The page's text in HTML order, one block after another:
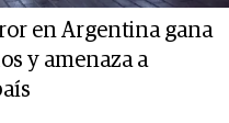
en Argentina gana
y amenaza a